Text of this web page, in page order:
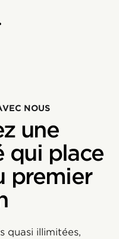
NOUS
une
qui place
premier
quasi illimitées,